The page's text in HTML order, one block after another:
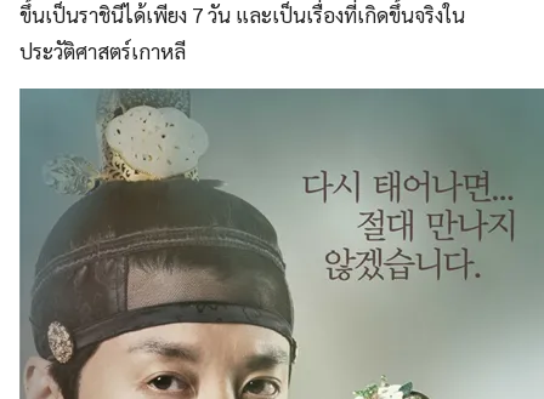
ขึ้นเป็นราชินีได้เพียง 7 วัน และเป็นเรื่องที่เกิดขึ้นจริงใน
ประวัติศาสตร์เกาหลี